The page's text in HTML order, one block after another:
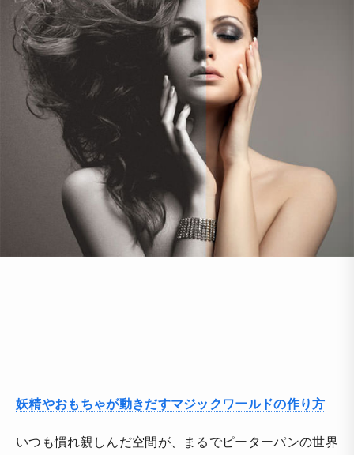
妖精やおもちゃが動きだすマジックワールドの作り方
いつも慣れ親しんだ空間が、まるでピーターパンの世界